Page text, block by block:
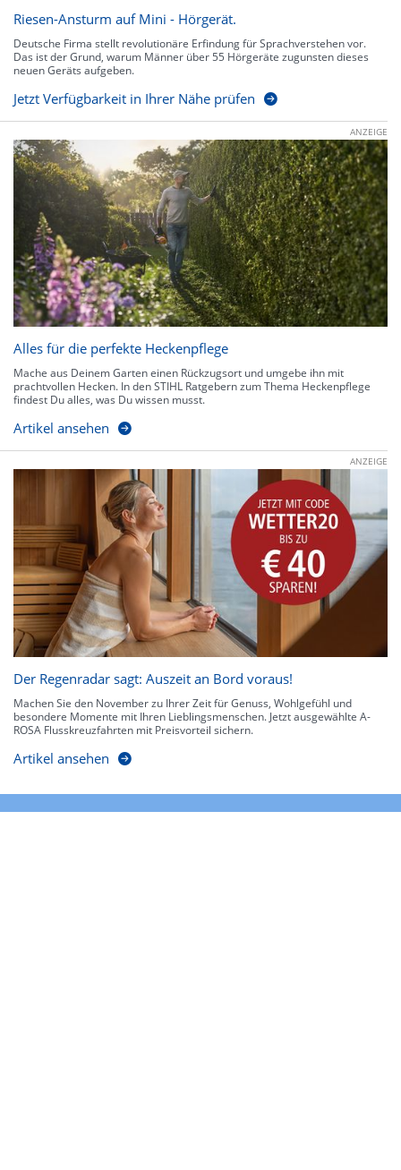
Riesen-Ansturm auf Mini - Hörgerät.
Deutsche Firma stellt revolutionäre Erfindung für Sprachverstehen vor.
Das ist der Grund, warum Männer über 55 Hörgeräte zugunsten dieses
neuen Geräts aufgeben.
Jetzt Verfügbarkeit in Ihrer Nähe prüfen
ANZEIGE
Alles für die perfekte Heckenpflege
Mache aus Deinem Garten einen Rückzugsort und umgebe ihn mit
prachtvollen Hecken. In den STIHL Ratgebern zum Thema Heckenpflege
findest Du alles, was Du wissen musst.
Artikel ansehen
ANZEIGE
Der Regenradar sagt: Auszeit an Bord voraus!
Machen Sie den November zu Ihrer Zeit für Genuss, Wohlgefühl und
besondere Momente mit Ihren Lieblingsmenschen. Jetzt ausgewählte A-
ROSA Flusskreuzfahrten mit Preisvorteil sichern.
Artikel ansehen